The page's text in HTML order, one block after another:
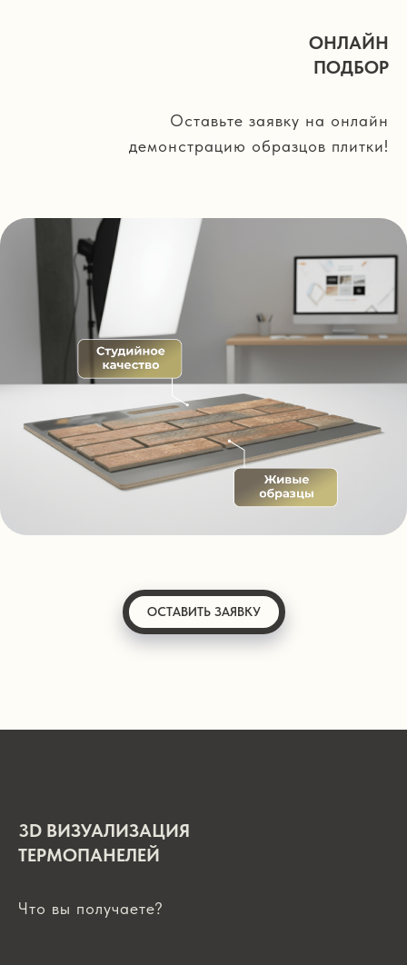
ОНЛАЙН
ПОДБОР
Оставьте заявку на онлайн
демонстрацию образцов плитки!
ОСТАВИТЬ ЗАЯВКУ
3D ВИЗУАЛИЗАЦИЯ
ТЕРМОПАНЕЛЕЙ
Что вы получаете?